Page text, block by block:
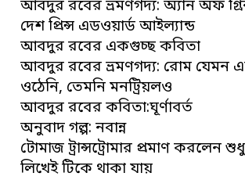
আবদুর রবের ভ্রমণগদ্য: অ্যান অফ
দেশ প্রিন্স এডওয়ার্ড আইল্যান্ড
আবদুর রবের একগুচ্ছ কবিতা
আবদুর রবের ভ্রমণগদ্য: রোম যেমন
ওঠেনি, তেমনি মনট্রিয়লও
আবদুর রবের কবিতা:ঘূর্ণাবর্ত
অনুবাদ গল্প: নবান্ন
টোমাজ ট্রান্সট্রোমার প্রমাণ করলেন
লিখেই টিকে থাকা যায়